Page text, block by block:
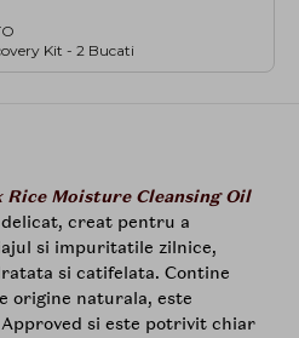
Kit - 2 Bucati
Rice Moisture Cleansing Oil
creat pentru a
si impuritatile zilnice,
si catifelata. Contine
origine naturala, este
si este potrivit chiar